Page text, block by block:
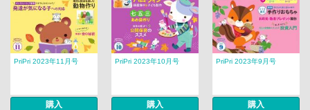
PriPri 2023年11月号
購入
PriPri 2023年10月号
購入
PriPri 2023年9月号
購入